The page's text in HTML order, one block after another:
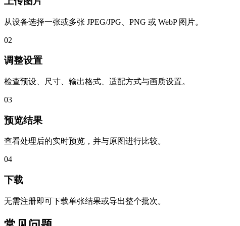
从设备选择一张或多张 JPEG/JPG、PNG 或 WebP 图片。
02
调整设置
检查预设、尺寸、输出格式、适配方式与画质设置。
03
预览结果
查看处理后的实时预览，并与原图进行比较。
04
下载
无需注册即可下载单张结果或导出整个批次。